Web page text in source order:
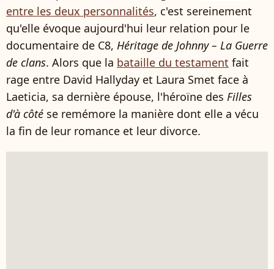
entre les deux personnalités, c'est sereinement
qu'elle évoque aujourd'hui leur relation pour le
documentaire de C8, Héritage de Johnny – La Guerre
de clans. Alors que la bataille du testament fait
rage entre David Hallyday et Laura Smet face à
Laeticia, sa dernière épouse, l'héroïne des Filles
d'à côté se remémore la manière dont elle a vécu
la fin de leur romance et leur divorce.